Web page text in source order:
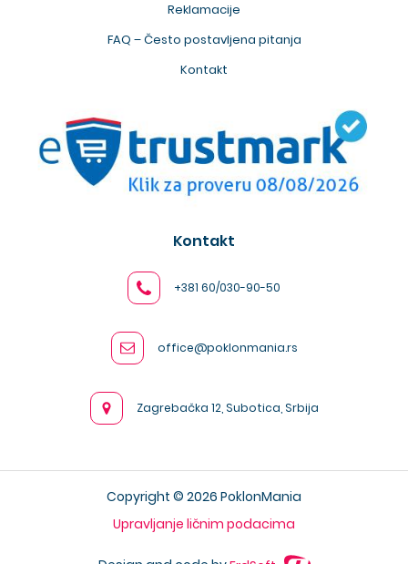
Reklamacije
FAQ – Često postavljena pitanja
Kontakt
Kontakt
+381 60/030-90-50
office@poklonmania.rs
Zagrebačka 12, Subotica, Srbija
Copyright © 2026 PoklonMania
Upravljanje ličnim podacima